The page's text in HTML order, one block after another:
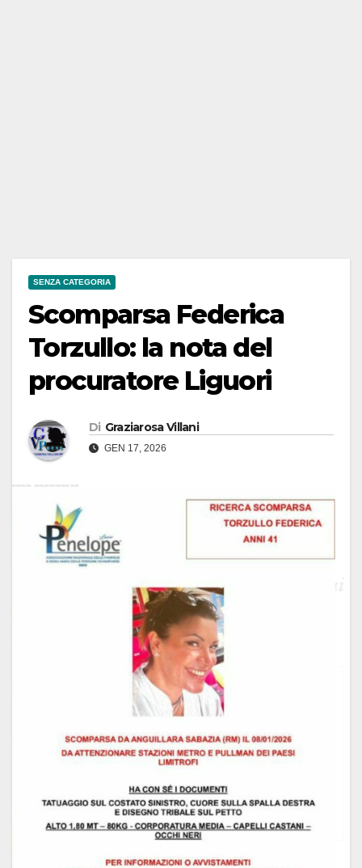
SENZA CATEGORIA
Scomparsa Federica
Torzullo: la nota del
procuratore Liguori
Di Graziarosa Villani
GEN 17, 2026